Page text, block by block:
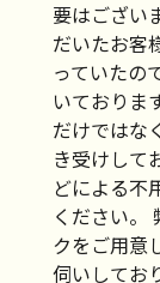
要はござい
だいたお客
っていたの
いておりま
だけではな
き受けして
どによる不
ください。
クをご用意
伺いしてお